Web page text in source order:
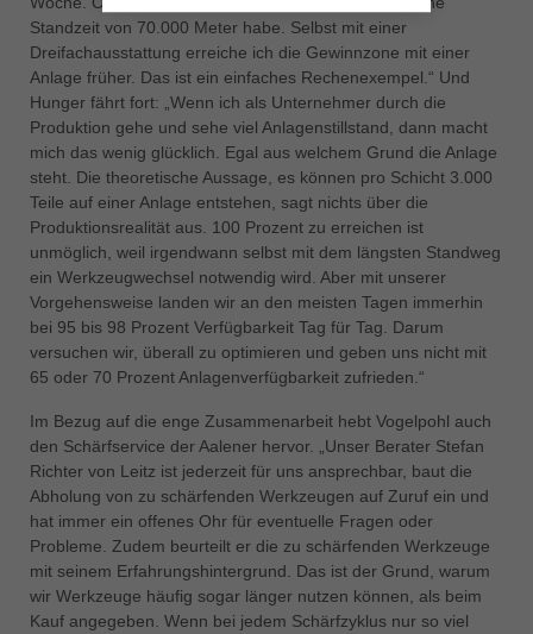
Standzeit von 70.000 Meter habe. Selbst mit einer
Dreifachausstattung erreiche ich die Gewinnzone mit einer
Anlage früher. Das ist ein einfaches Rechenexempel.“ Und
Hunger fährt fort: „Wenn ich als Unternehmer durch die
Produktion gehe und sehe viel Anlagenstillstand, dann macht
mich das wenig glücklich. Egal aus welchem Grund die Anlage
steht. Die theoretische Aussage, es können pro Schicht 3.000
Teile auf einer Anlage entstehen, sagt nichts über die
Produktionsrealität aus. 100 Prozent zu erreichen ist
unmöglich, weil irgendwann selbst mit dem längsten Standweg
ein Werkzeugwechsel notwendig wird. Aber mit unserer
Vorgehensweise landen wir an den meisten Tagen immerhin
bei 95 bis 98 Prozent Verfügbarkeit Tag für Tag. Darum
versuchen wir, überall zu optimieren und geben uns nicht mit
65 oder 70 Prozent Anlagenverfügbarkeit zufrieden.“
Im Bezug auf die enge Zusammenarbeit hebt Vogelpohl auch
den Schärfservice der Aalener hervor. „Unser Berater Stefan
Richter von Leitz ist jederzeit für uns ansprechbar, baut die
Abholung von zu schärfenden Werkzeugen auf Zuruf ein und
hat immer ein offenes Ohr für eventuelle Fragen oder
Probleme. Zudem beurteilt er die zu schärfenden Werkzeuge
mit seinem Erfahrungshintergrund. Das ist der Grund, warum
wir Werkzeuge häufig sogar länger nutzen können, als beim
Kauf angegeben. Wenn bei jedem Schärfzyklus nur so viel